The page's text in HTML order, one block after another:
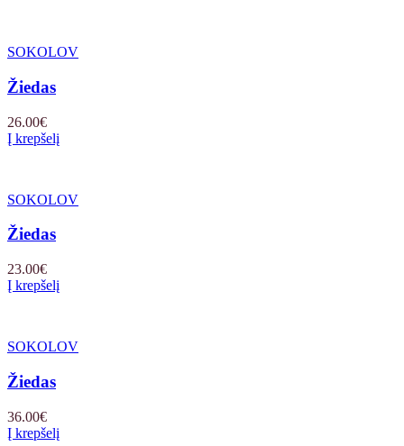
SOKOLOV
Žiedas
26.00€
Į krepšelį
SOKOLOV
Žiedas
23.00€
Į krepšelį
SOKOLOV
Žiedas
36.00€
Į krepšelį